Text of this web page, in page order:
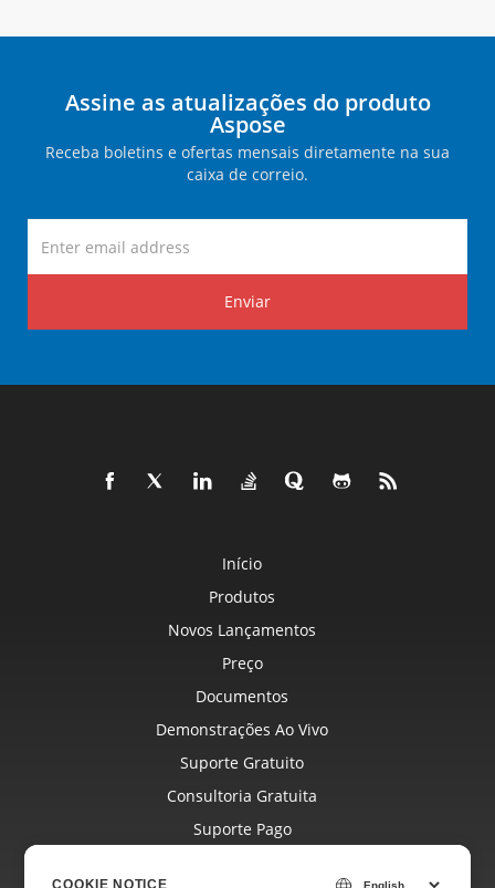
Assine as atualizações do produto
Aspose
Receba boletins e ofertas mensais diretamente na sua
caixa de correio.
Enviar
Início
Produtos
Novos Lançamentos
Preço
Documentos
Demonstrações Ao Vivo
Suporte Gratuito
Consultoria Gratuita
Suporte Pago
COOKIE NOTICE